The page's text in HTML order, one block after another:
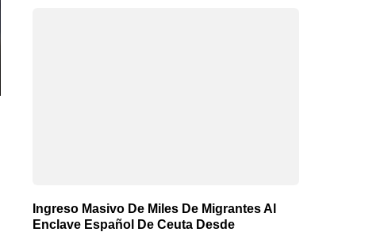
Ingreso Masivo De Miles De Migrantes Al
Enclave Español De Ceuta Desde